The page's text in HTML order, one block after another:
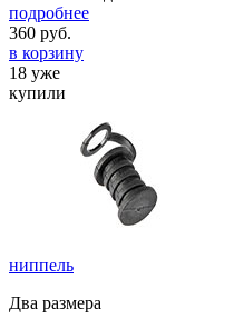
подробнее
360 руб.
в корзину
18 уже
купили
ниппель
Два размера